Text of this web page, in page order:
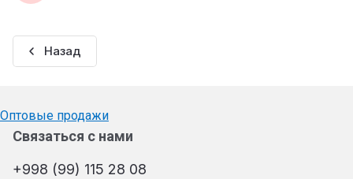
Назад
Оптовые продажи
Связаться с нами
+998 (99) 115 28 08